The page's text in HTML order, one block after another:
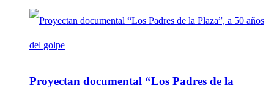
Proyectan documental “Los Padres de la